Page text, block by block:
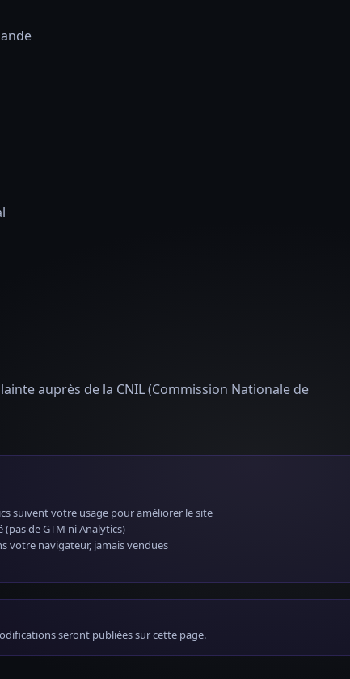
auprès de la CNIL (Commission Nationale de
suivent votre usage pour améliorer le site
(pas de GTM ni Analytics)
votre navigateur, jamais vendues
seront publiées sur cette page.